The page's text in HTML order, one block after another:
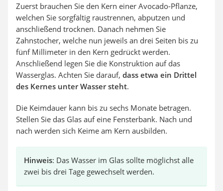
Zuerst brauchen Sie den Kern einer Avocado-Pflanze,
welchen Sie sorgfältig raustrennen, abputzen und
anschließend trocknen. Danach nehmen Sie
Zahnstocher, welche nun jeweils an drei Seiten bis zu
fünf Millimeter in den Kern gedrückt werden.
Anschließend legen Sie die Konstruktion auf das
Wasserglas. Achten Sie darauf, dass etwa ein Drittel
des Kernes unter Wasser steht.
Die Keimdauer kann bis zu sechs Monate betragen.
Stellen Sie das Glas auf eine Fensterbank. Nach und
nach werden sich Keime am Kern ausbilden.
Hinweis: Das Wasser im Glas sollte möglichst alle
zwei bis drei Tage gewechselt werden.